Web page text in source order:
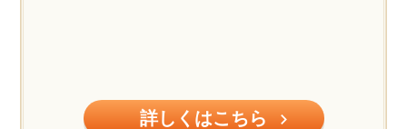
詳しくはこちら